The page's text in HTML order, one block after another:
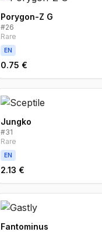
Porygon-Z G
#26
Rare
EN
0.75 €
Jungko
#31
Rare
EN
2.13 €
Fantominus